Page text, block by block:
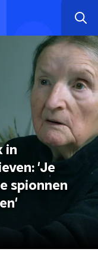
in
'Je
spionnen